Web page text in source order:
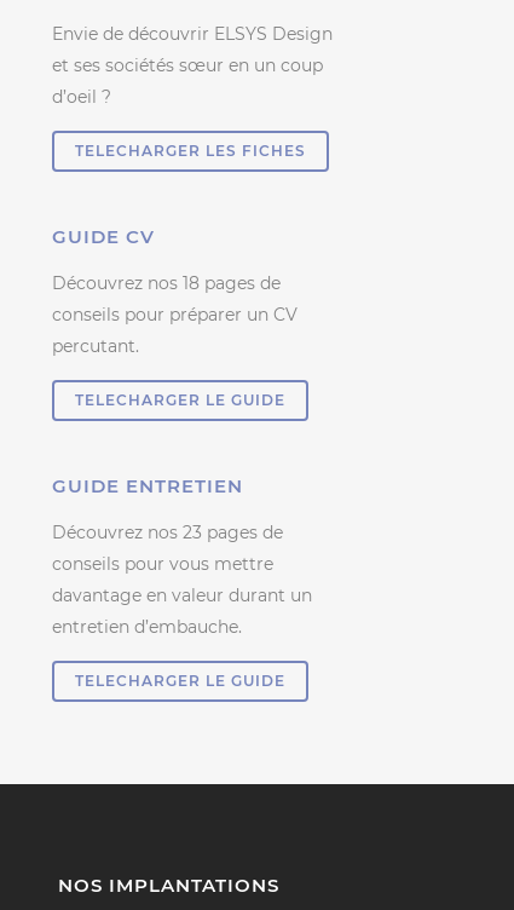
Envie de découvrir ELSYS Design
et ses sociétés sœur en un coup
d’oeil ?
TELECHARGER LES FICHES
GUIDE CV
Découvrez nos 18 pages de
conseils pour préparer un CV
percutant.
TELECHARGER LE GUIDE
GUIDE ENTRETIEN
Découvrez nos 23 pages de
conseils pour vous mettre
davantage en valeur durant un
entretien d’embauche.
TELECHARGER LE GUIDE
NOS IMPLANTATIONS